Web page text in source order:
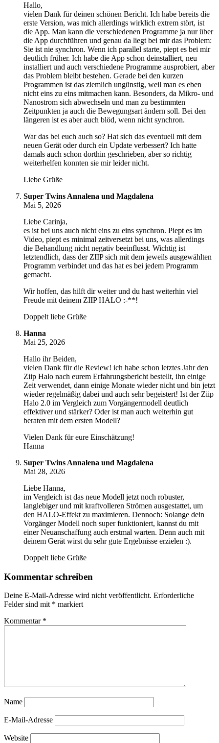
Hallo,
vielen Dank für deinen schönen Bericht. Ich habe bereits die
erste Version, was mich allerdings wirklich extrem stört, ist
die App. Man kann die verschiedenen Programme ja nur über
die App durchführen und genau da liegt bei mir das Problem:
Sie ist nie synchron. Wenn ich parallel starte, piept es bei mir
deutlich früher. Ich habe die App schon deinstalliert, neu
installiert und auch verschiedene Programme ausprobiert, aber
das Problem bleibt bestehen. Gerade bei den kurzen
Programmen ist das ziemlich ungünstig, weil man es eben
nicht eins zu eins mitmachen kann. Besonders, da Mikro- und
Nanostrom sich abwechseln und man zu bestimmten
Zeitpunkten ja auch die Bewegungsart ändern soll. Bei den
längeren ist es aber auch blöd, wenn nicht synchron.
War das bei euch auch so? Hat sich das eventuell mit dem
neuen Gerät oder durch ein Update verbessert? Ich hatte
damals auch schon dorthin geschrieben, aber so richtig
weiterhelfen konnten sie mir leider nicht.
Liebe Grüße
Super Twins Annalena und Magdalena
Mai 5, 2026
Liebe Carinja,
es ist bei uns auch nicht eins zu eins synchron. Piept es im
Video, piept es minimal zeitversetzt bei uns, was allerdings
die Behandlung nicht negativ beeinflusst. Wichtig ist
letztendlich, dass der ZIIP sich mit dem jeweils ausgewählten
Programm verbindet und das hat es bei jedem Programm
gemacht.
Wir hoffen, das hilft dir weiter und du hast weiterhin viel
Freude mit deinem ZIIP HALO :-**!
Doppelt liebe Grüße
Hanna
Mai 25, 2026
Hallo ihr Beiden,
vielen Dank für die Review! ich habe schon letztes Jahr den
Ziip Halo nach eurem Erfahrungsbericht bestellt, ihn einige
Zeit verwendet, dann einige Monate wieder nicht und bin jetzt
wieder regelmäßig dabei und auch sehr begeistert! Ist der Ziip
Halo 2.0 im Vergleich zum Vorgängermodell deutlich
effektiver und stärker? Oder ist man auch weiterhin gut
beraten mit dem ersten Modell?
Vielen Dank für eure Einschätzung!
Hanna
Super Twins Annalena und Magdalena
Mai 28, 2026
Liebe Hanna,
im Vergleich ist das neue Modell jetzt noch robuster,
langlebiger und mit kraftvolleren Strömen ausgestattet, um
den HALO-Effekt zu maximieren. Dennoch: Solange dein
Vorgänger Modell noch super funktioniert, kannst du mit
einer Neuanschaffung auch erstmal warten. Denn auch mit
deinem Gerät wirst du sehr gute Ergebnisse erzielen :).
Doppelt liebe Grüße
Kommentar schreiben
Deine E-Mail-Adresse wird nicht veröffentlicht. Erforderliche
Felder sind mit * markiert
Kommentar *
Name
E-Mail-Adresse
Website